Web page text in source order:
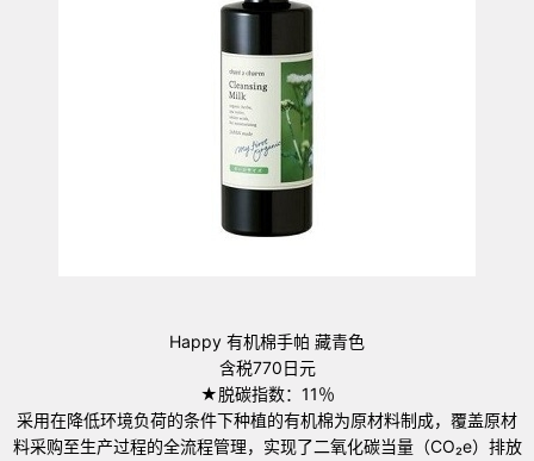
Happy 有机棉手帕 藏青色
含税770日元
★脱碳指数：11％
采用在降低环境负荷的条件下种植的有机棉为原材料制成，覆盖原材
料采购至生产过程的全流程管理，实现了二氧化碳当量（CO₂e）排放